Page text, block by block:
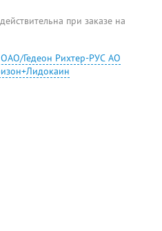
при заказе на
ОАО/Гедеон Рихтер-РУС АО